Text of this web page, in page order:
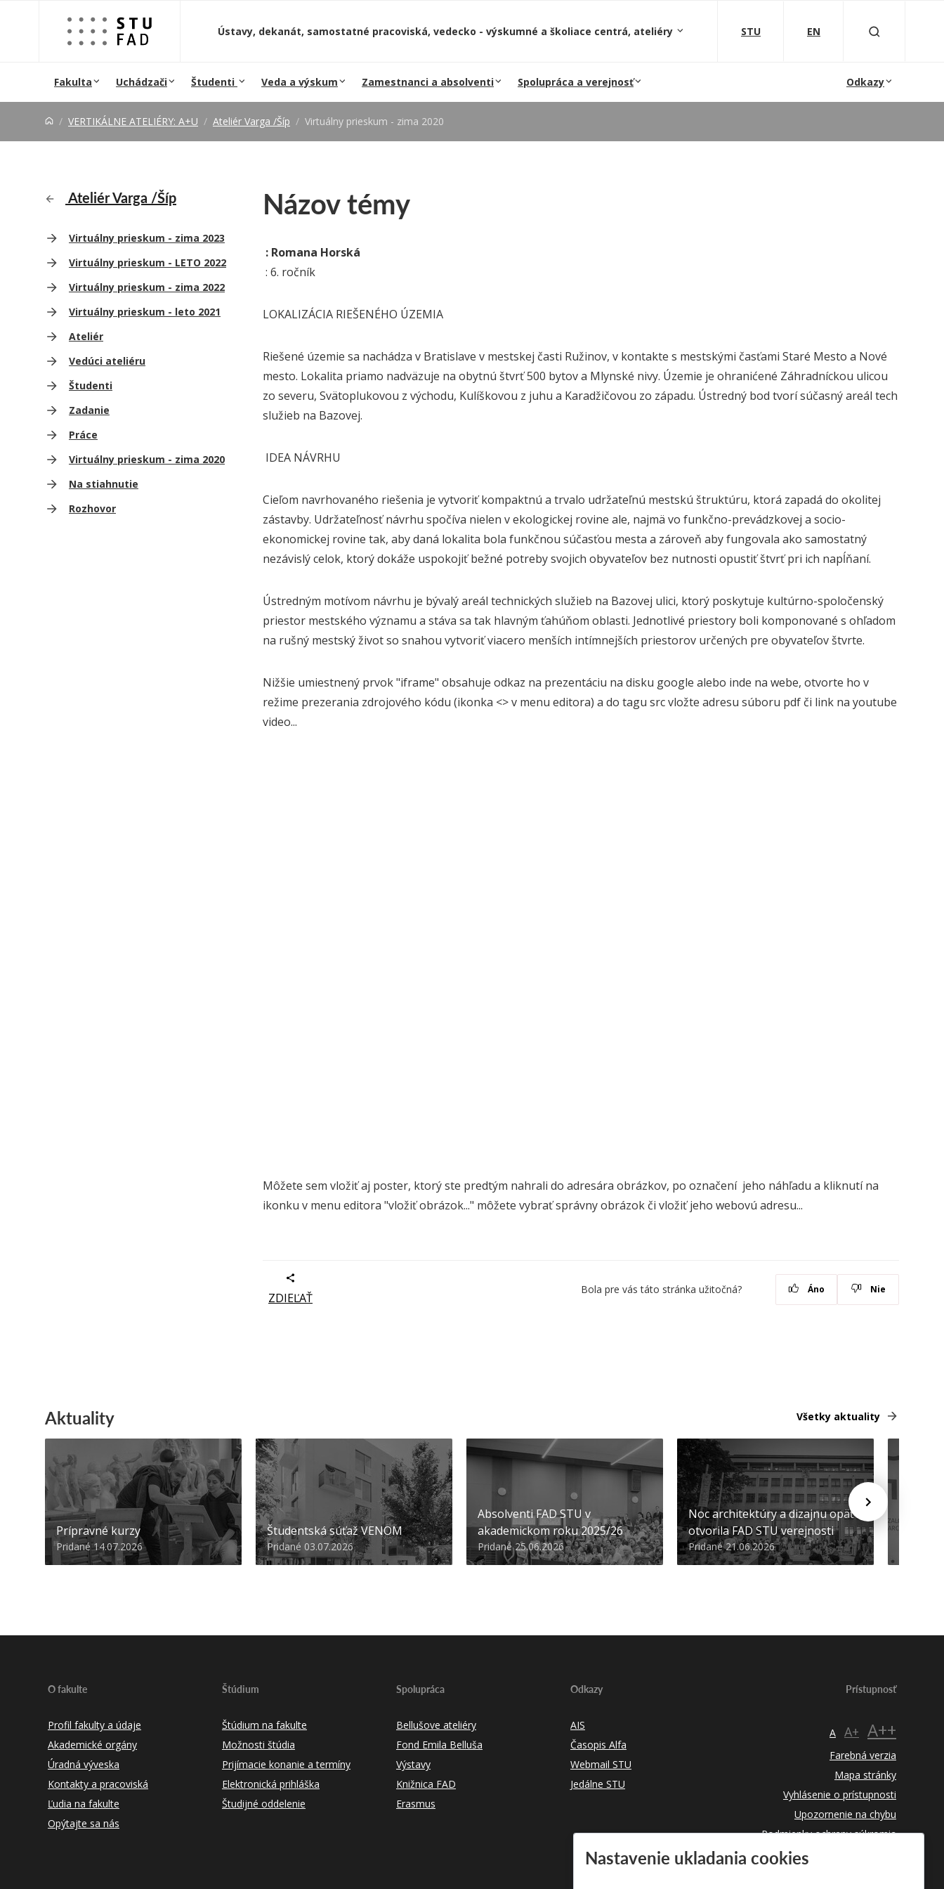
Prejsť na obsah
Ústavy, dekanát, samostatné pracoviská, vedecko - výskumné a školiace centrá, ateliéry STU EN
Fakulta Uchádzači Študenti Veda a výskum Zamestnanci a absolventi Spolupráca a verejnosť Odkazy
VERTIKÁLNE ATELIÉRY: A+U Ateliér Varga /Šíp Virtuálny prieskum - zima 2020
Ateliér Varga /Šíp
Virtuálny prieskum - zima 2023
Virtuálny prieskum - LETO 2022
Virtuálny prieskum - zima 2022
Virtuálny prieskum - leto 2021
Ateliér
Vedúci ateliéru
Študenti
Zadanie
Práce
Virtuálny prieskum - zima 2020
Na stiahnutie
Rozhovor
Názov témy
: Romana Horská
: 6. ročník
LOKALIZÁCIA RIEŠENÉHO ÚZEMIA
Riešené územie sa nachádza v Bratislave v mestskej časti Ružinov, v kontakte s mestskými časťami Staré Mesto a Nové
mesto. Lokalita priamo nadväzuje na obytnú štvrť 500 bytov a Mlynské nivy. Územie je ohranićené Záhradníckou ulicou
zo severu, Svätoplukovou z východu, Kulíškovou z juhu a Karadžičovou zo západu. Ústredný bod tvorí súčasný areál tech
služieb na Bazovej.
IDEA NÁVRHU
Cieľom navrhovaného riešenia je vytvoriť kompaktnú a trvalo udržateľnú mestskú štruktúru, ktorá zapadá do okolitej
zástavby. Udržateľnosť návrhu spočíva nielen v ekologickej rovine ale, najmä vo funkčno-prevádzkovej a socio-
ekonomickej rovine tak, aby daná lokalita bola funkčnou súčasťou mesta a zároveň aby fungovala ako samostatný
nezávislý celok, ktorý dokáže uspokojiť bežné potreby svojich obyvateľov bez nutnosti opustiť štvrť pri ich napĺňaní.
Ústredným motívom návrhu je bývalý areál technických služieb na Bazovej ulici, ktorý poskytuje kultúrno-spoločenský
priestor mestského významu a stáva sa tak hlavným ťahúňom oblasti. Jednotlivé priestory boli komponované s ohľadom
na rušný mestský život so snahou vytvoriť viacero menších intímnejších priestorov určených pre obyvateľov štvrte.
Nižšie umiestnený prvok "iframe" obsahuje odkaz na prezentáciu na disku google alebo inde na webe, otvorte ho v
režime prezerania zdrojového kódu (ikonka <> v menu editora) a do tagu src vložte adresu súboru pdf či link na youtube
video...
Môžete sem vložiť aj poster, ktorý ste predtým nahrali do adresára obrázkov, po označení jeho náhľadu a kliknutí na
ikonku v menu editora "vložiť obrázok..." môžete vybrať správny obrázok či vložiť jeho webovú adresu...
ZDIEĽAŤ
Bola pre vás táto stránka užitočná? Áno Nie
Aktuality Všetky aktuality
Prípravné kurzy
Pridané 14.07.2026
Študentská súťaž VENOM
Pridané 03.07.2026
Absolventi FAD STU v
akademickom roku 2025/26
Pridané 25.06.2026
Noc architektúry a dizajnu opäť
otvorila FAD STU verejnosti
Pridané 21.06.2026
O fakulte
Profil fakulty a údaje
Akademické orgány
Úradná výveska
Kontakty a pracoviská
Ľudia na fakulte
Opýtajte sa nás
Štúdium
Štúdium na fakulte
Možnosti štúdia
Prijímacie konanie a termíny
Elektronická prihláška
Študijné oddelenie
Spolupráca
Bellušove ateliéry
Fond Emila Belluša
Výstavy
Knižnica FAD
Erasmus
Odkazy
AIS
Časopis Alfa
Webmail STU
Jedálne STU
Prístupnosť
A A+ A++
Farebná verzia
Mapa stránky
Vyhlásenie o prístupnosti
Upozornenie na chybu
Podmienky ochrany súkromia
Nastavenie ukladania cookies